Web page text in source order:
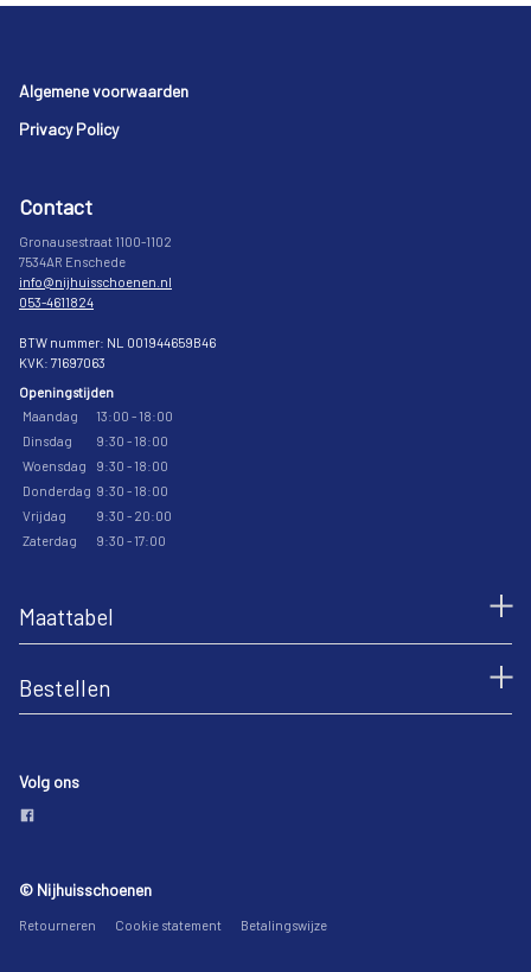
Footer
Algemene voorwaarden
Privacy Policy
Contact
Gronausestraat 1100-1102
7534AR Enschede
info@nijhuisschoenen.nl
053-4611824
BTW nummer: NL 001944659B46
KVK: 71697063
Openingstijden
Maandag
13:00 - 18:00
Dinsdag
9:30 - 18:00
Woensdag
9:30 - 18:00
Donderdag 9:30 - 18:00
Vrijdag
9:30 - 20:00
Zaterdag
9:30 - 17:00
Maattabel
Bestellen
Volg ons
© Nijhuisschoenen
Retourneren Cookie statement Betalingswijze